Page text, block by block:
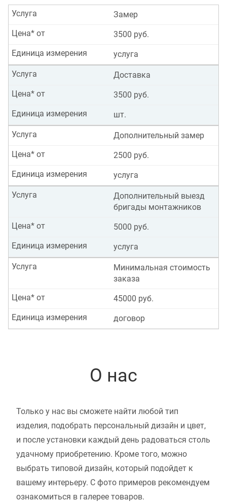
Замер
Услуга
3500 руб.
Цена* от
услуга
Единица измерения
Доставка
Услуга
3500 руб.
Цена* от
шт.
Единица измерения
Дополнительный замер
Услуга
2500 руб.
Цена* от
услуга
Единица измерения
Дополнительный выезд
бригады монтажников
Услуга
5000 руб.
Цена* от
услуга
Единица измерения
Минимальная стоимость
заказа
Услуга
45000 руб.
Цена* от
договор
Единица измерения
О нас
Только у нас вы сможете найти любой тип
изделия, подобрать персональный дизайн и цвет,
и после установки каждый день радоваться столь
удачному приобретению. Кроме того, можно
выбрать типовой дизайн, который подойдет к
вашему интерьеру. С фото примеров рекомендуем
ознакомиться в галерее товаров.